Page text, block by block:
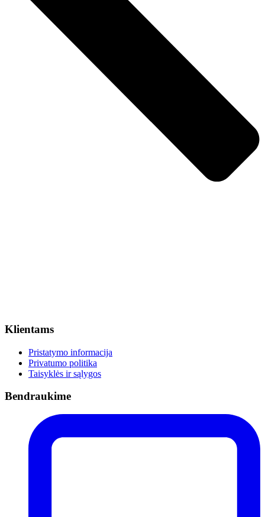
Klientams
Pristatymo informacija
Privatumo politika
Taisyklės ir sąlygos
Bendraukime